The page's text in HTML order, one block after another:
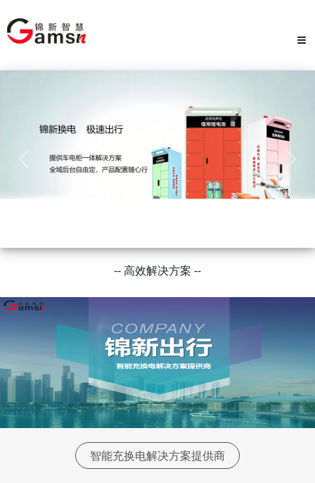
≡
-- 高效解决方案 --
智能充换电解决方案提供商